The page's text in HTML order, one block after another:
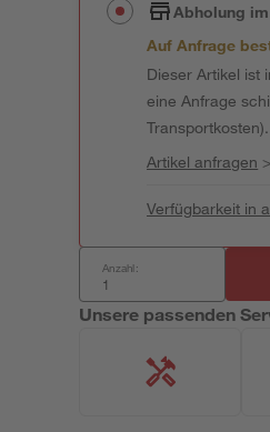
Abholung
Auf Anfrage
Dieser Artikel ist
eine Anfrage
Transportkosten).
Artikel anfragen >
Verfügbarkeit in
Anzahl:
Unsere passenden